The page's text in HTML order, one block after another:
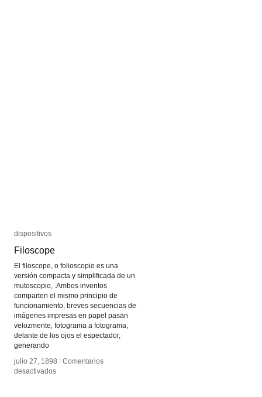
dispositivos
Filoscope
El filoscope, o folioscopio es una
versión compacta y simplificada de un
mutoscopio, .Ambos inventos
comparten el mismo principio de
funcionamiento, breves secuencias de
imágenes impresas en papel pasan
velozmente, fotograma a fotograma,
delante de los ojos el espectador,
generando
julio 27, 1898 / Comentarios
desactivadosen
dispositivos
Filoscope
julio 27, 1898 / Comentarios
desactivadosen